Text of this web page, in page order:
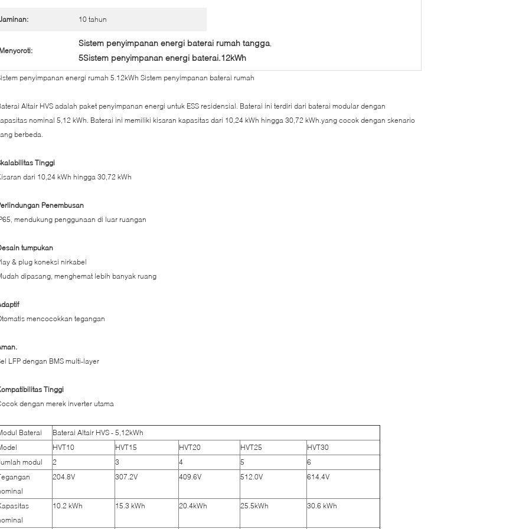
10 tahun
Menyoroti:
Sistem penyimpanan energi baterai rumah tangga,
5Sistem penyimpanan energi baterai.12kWh
penyimpanan energi rumah 5.12kWh Sistem penyimpanan baterai rumah
Altair HVS adalah paket penyimpanan energi untuk ESS residensial. Baterai ini terdiri dari baterai modular dengan
nominal 5,12 kWh. Baterai ini memiliki kisaran kapasitas dari 10,24 kWh hingga 30,72 kWh.yang cocok dengan skenario
berbeda.
Tinggi
dari 10,24 kWh hingga 30,72 kWh
Penembusan
mendukung penggunaan di luar ruangan
tumpukan
& plug koneksi nirkabel
dipasang, menghemat lebih banyak ruang
mencocokkan tegangan
LFP dengan BMS multi-layer
Tinggi
dengan merek inverter utama
Baterai
Baterai Altair HVS - 5,12kWh
HVT10 HVT15 HVT20 HVT25
HVT30
modul
2 3 4 5
6
204.8V 307.2V 409.6V 512.0V 614.4V
10.2 kWh 15.3 kWh 20.4kWh 25.5kWh 30.6 kWh